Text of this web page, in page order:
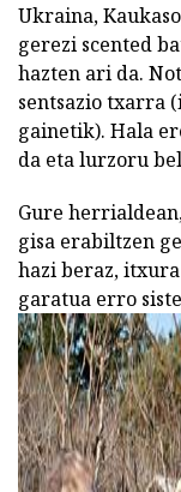
Ukraina,
gerezi scented
hazten ari da.
sentsazio txarra
gainetik). Hala
da eta lurzoru
Gure
gisa erabiltzen
hazi beraz,
garatua erro